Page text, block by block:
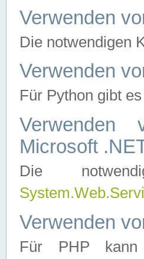
Verwenden
Die notwendigen
Verwenden
Für Python gibt
Verwenden
Microsoft
Die
Verwenden
Für PHP kann